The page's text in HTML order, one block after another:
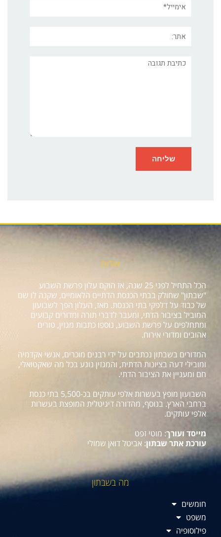
תגובה
אודות
הכל התחיל לפני 25 שנה, אז הוקם עלון פרשת השבוע
"שבתון" שחולק בבתי הכנסת הדתיים הלאומיים, שקנה לו שם
של כבוד על דלפקי בתי הכנסת. מאז, העלון הפך לשבועון
המוביל בציבור הדתי, ומעבר לדברי תורה ומדורים קבועים
ומתחלפים על פרשת השבוע, נוספו כתבות מגזין, טורים
אהובים ומדורי אירוח.
המדורים בשבתון נכתבים על ידי רבנים מוכרים, אנשי אקדמיה
ומובילי דעה בציונות הדתית, והמגזין נוגע בכל מה שאקטואלי,
חם ומעניין את הציבור הדתי.
השבועון מופץ בעשרות אלפי עותקים בכ-5,500 בתי כנסת
ברחבי הארץ. בנוסף, מהדורה דיגיטלית המופצת בעשרות
אלפי עותקים.
מייסד ועורך: מוטי זפט
עורכת אתר שבתון: אביטל דואן שמולי
מה בשבתון
חומשים
משפט
פילוסופיה